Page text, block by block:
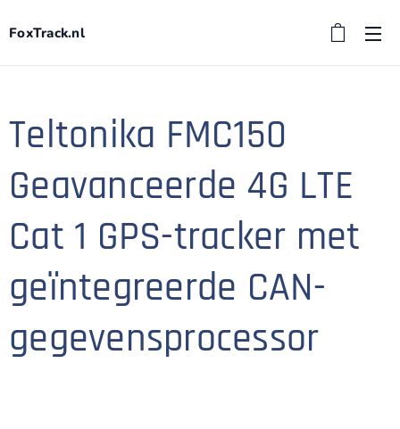
FoxTrack.nl
Teltonika FMC150
Geavanceerde 4G LTE
Cat 1 GPS-tracker met
geïntegreerde CAN-
gegevensprocessor